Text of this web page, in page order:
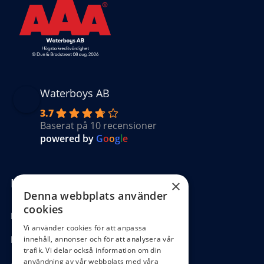
Waterboys AB
3.7
Baserat på 10 recensioner
powered by Google
Kundinformation
Köpvillkor
Hantering GDPR
×
Denna webbplats använder
cookies
Vi använder cookies för att anpassa
innehåll, annonser och för att analysera vår
trafik. Vi delar också information om din
användning av vår webbplats med våra